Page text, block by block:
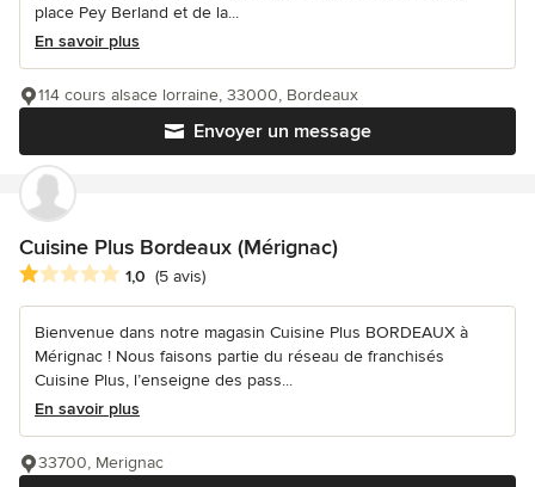
place Pey Berland et de la...
En savoir plus
Envoyer un message
114 cours alsace lorraine, 33000, Bordeaux
Cuisine Plus Bordeaux (Mérignac)
Note moyenne : 1 étoiles sur 5
1,0 (5 avis)
Bienvenue dans notre magasin Cuisine Plus BORDEAUX à
Mérignac ! Nous faisons partie du réseau de franchisés
Cuisine Plus, l’enseigne des pass...
En savoir plus
33700, Merignac